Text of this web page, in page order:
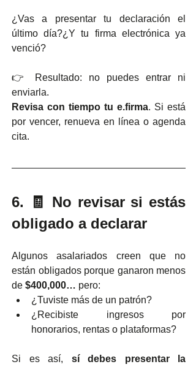
¿Vas a presentar tu declaración el
último día?¿Y tu firma electrónica ya
venció?
👉 Resultado: no puedes entrar ni
enviarla.
Revisa con tiempo tu e.firma. Si está
por vencer, renueva en línea o agenda
cita.
6. 🧾 No revisar si estás
obligado a declarar
Algunos asalariados creen que no
están obligados porque ganaron menos
de $400,000… pero:
¿Tuviste más de un patrón?
¿Recibiste ingresos por
honorarios, rentas o plataformas?
Si es así, sí debes presentar la